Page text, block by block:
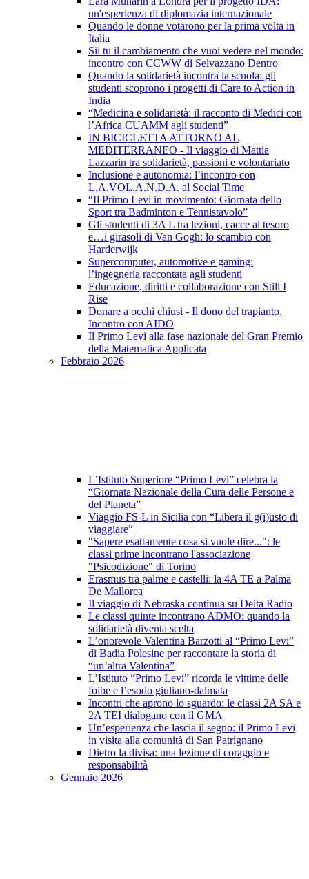
un'esperienza di diplomazia internazionale
Quando le donne votarono per la prima volta in
Italia
Sii tu il cambiamento che vuoi vedere nel mondo:
incontro con CCWW di Selvazzano Dentro
Quando la solidarietà incontra la scuola: gli
studenti scoprono i progetti di Care to Action in
India
“Medicina e solidarietà: il racconto di Medici con
l’Africa CUAMM agli studenti”
IN BICICLETTA ATTORNO AL
MEDITERRANEO - Il viaggio di Mattia
Lazzarin tra solidarietà, passioni e volontariato
Inclusione e autonomia: l’incontro con
L.A.VOL.A.N.D.A. al Social Time
“Il Primo Levi in movimento: Giornata dello
Sport tra Badminton e Tennistavolo”
Gli studenti di 3A L tra lezioni, cacce al tesoro
e…i girasoli di Van Gogh: lo scambio con
Harderwijk
Supercomputer, automotive e gaming:
l’ingegneria raccontata agli studenti
Educazione, diritti e collaborazione con Still I
Rise
Donare a occhi chiusi - Il dono del trapianto.
Incontro con AIDO
Il Primo Levi alla fase nazionale del Gran Premio
della Matematica Applicata
Febbraio 2026
L’Istituto Superiore “Primo Levi” celebra la
“Giornata Nazionale della Cura delle Persone e
del Pianeta”
Viaggio FS-L in Sicilia con “Libera il g(i)usto di
viaggiare”
"Sapere esattamente cosa si vuole dire...": le
classi prime incontrano l'associazione
"Psicodizione" di Torino
Erasmus tra palme e castelli: la 4A TE a Palma
De Mallorca
Il viaggio di Nebraska continua su Delta Radio
Le classi quinte incontrano ADMO: quando la
solidarietà diventa scelta
L’onorevole Valentina Barzotti al “Primo Levi”
di Badia Polesine per raccontare la storia di
“un’altra Valentina”
L’Istituto “Primo Levi” ricorda le vittime delle
foibe e l’esodo giuliano-dalmata
Incontri che aprono lo sguardo: le classi 2A SA e
2A TEI dialogano con il GMA
Un’esperienza che lascia il segno: il Primo Levi
in visita alla comunità di San Patrignano
Dietro la divisa: una lezione di coraggio e
responsabilità
Gennaio 2026